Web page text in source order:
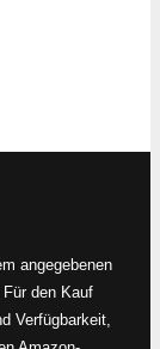
angegebenen
den Kauf
Verfügbarkeit,